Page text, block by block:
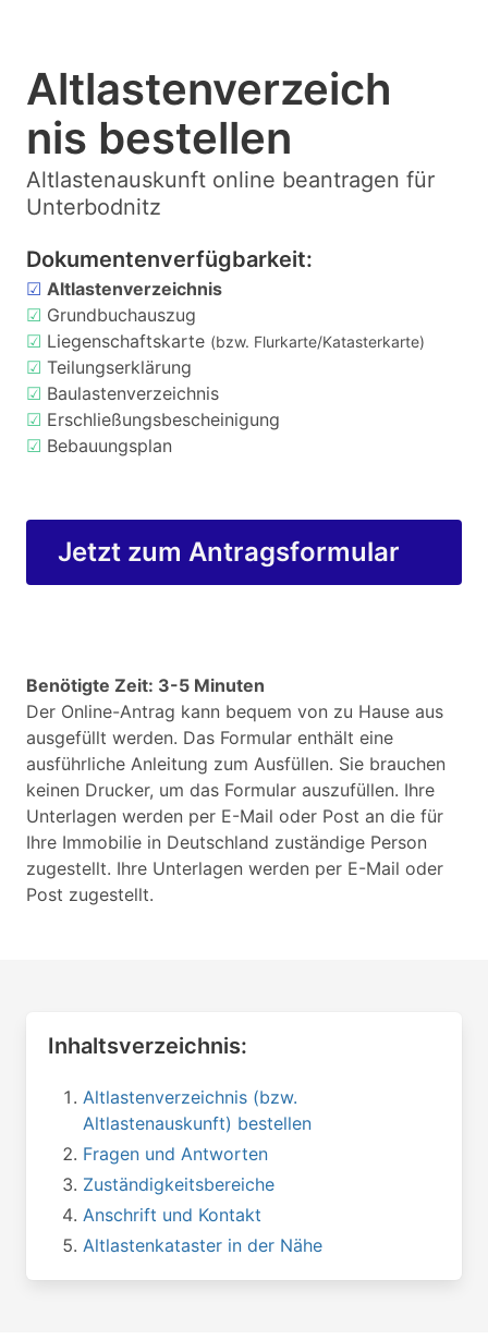
Altlastenverzeich
nis bestellen
Altlastenauskunft online beantragen für
Unterbodnitz
Dokumentenverfügbarkeit:
☑ Altlastenverzeichnis
☑ Grundbuchauszug
☑ Liegenschaftskarte (bzw. Flurkarte/Katasterkarte)
☑ Teilungserklärung
☑ Baulastenverzeichnis
☑ Erschließungsbescheinigung
☑ Bebauungsplan
Jetzt zum Antragsformular
Benötigte Zeit: 3-5 Minuten
Der Online-Antrag kann bequem von zu Hause aus
ausgefüllt werden. Das Formular enthält eine
ausführliche Anleitung zum Ausfüllen. Sie brauchen
keinen Drucker, um das Formular auszufüllen. Ihre
Unterlagen werden per E-Mail oder Post an die für
Ihre Immobilie in Deutschland zuständige Person
zugestellt. Ihre Unterlagen werden per E-Mail oder
Post zugestellt.
Inhaltsverzeichnis:
Altlastenverzeichnis (bzw.
Altlastenauskunft) bestellen
Fragen und Antworten
Zuständigkeitsbereiche
Anschrift und Kontakt
Altlastenkataster in der Nähe